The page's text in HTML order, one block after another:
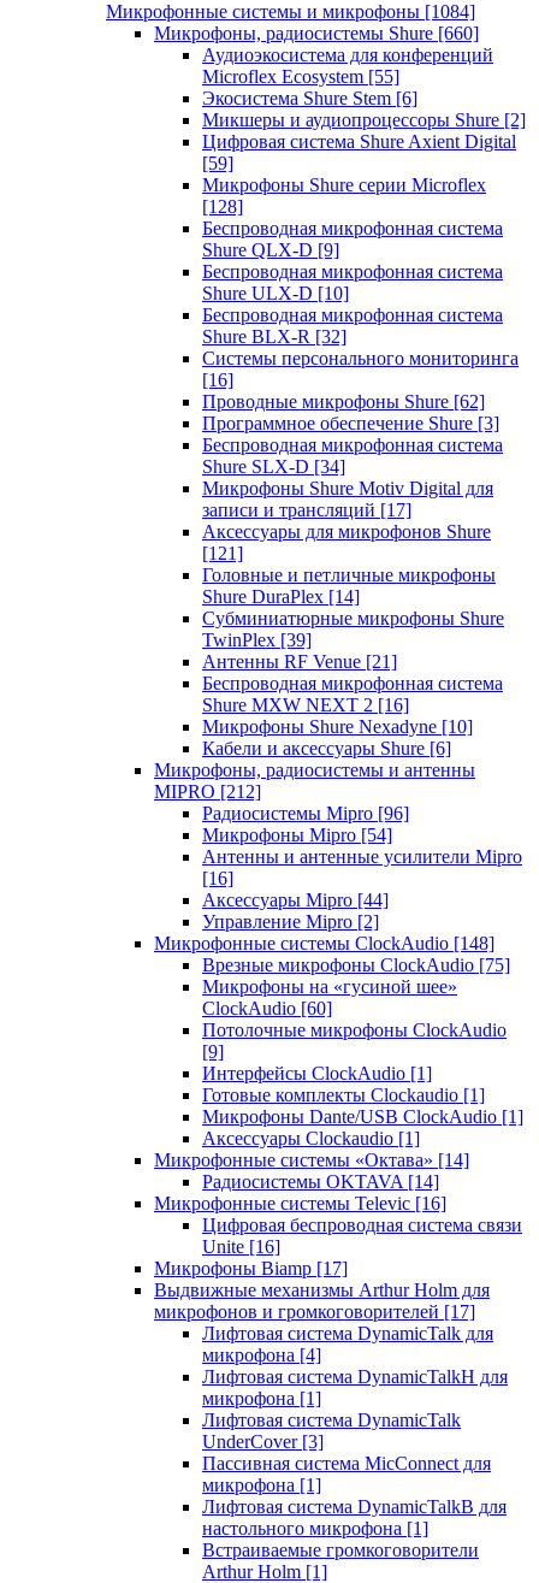
Микрофонные системы и микрофоны [1084]
Микрофоны, радиосистемы Shure [660]
Аудиоэкосистема для конференций
Microflex Ecosystem [55]
Экосистема Shure Stem [6]
Микшеры и аудиопроцессоры Shure [2]
Цифровая система Shure Axient Digital
[59]
Микрофоны Shure серии Microflex
[128]
Беспроводная микрофонная система
Shure QLX-D [9]
Беспроводная микрофонная система
Shure ULX-D [10]
Беспроводная микрофонная система
Shure BLX-R [32]
Системы персонального мониторинга
[16]
Проводные микрофоны Shure [62]
Программное обеспечение Shure [3]
Беспроводная микрофонная система
Shure SLX-D [34]
Микрофоны Shure Motiv Digital для
записи и трансляций [17]
Аксессуары для микрофонов Shure
[121]
Головные и петличные микрофоны
Shure DuraPlex [14]
Субминиатюрные микрофоны Shure
TwinPlex [39]
Антенны RF Venue [21]
Беспроводная микрофонная система
Shure MXW NEXT 2 [16]
Микрофоны Shure Nexadyne [10]
Кабели и аксессуары Shure [6]
Микрофоны, радиосистемы и антенны
MIPRO [212]
Радиосистемы Mipro [96]
Микрофоны Mipro [54]
Антенны и антенные усилители Mipro
[16]
Аксессуары Mipro [44]
Управление Mipro [2]
Микрофонные системы ClockAudio [148]
Врезные микрофоны ClockAudio [75]
Микрофоны на «гусиной шее»
ClockAudio [60]
Потолочные микрофоны ClockAudio
[9]
Интерфейсы ClockAudio [1]
Готовые комплекты Clockaudio [1]
Микрофоны Dante/USB ClockAudio [1]
Аксессуары Clockaudio [1]
Микрофонные системы «Октава» [14]
Радиосистемы OKTAVA [14]
Микрофонные системы Televic [16]
Цифровая беспроводная система связи
Unite [16]
Микрофоны Biamp [17]
Выдвижные механизмы Arthur Holm для
микрофонов и громкоговорителей [17]
Лифтовая система DynamicTalk для
микрофона [4]
Лифтовая система DynamicTalkH для
микрофона [1]
Лифтовая система DynamicTalk
UnderCover [3]
Пассивная система MicConnect для
микрофона [1]
Лифтовая система DynamicTalkB для
настольного микрофона [1]
Встраиваемые громкоговорители
Arthur Holm [1]